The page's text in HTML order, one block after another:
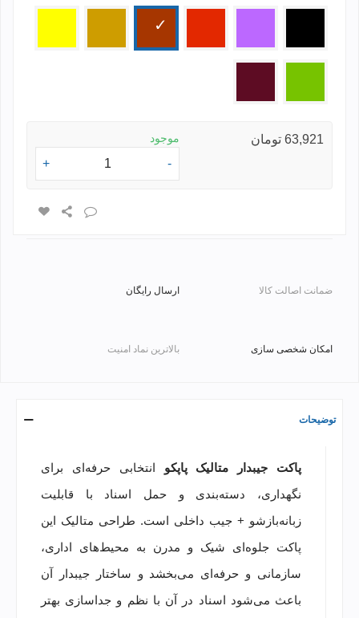
63,921 تومان موجود
-
+
ضمانت اصالت کالا ارسال رایگان
امکان شخصی سازی بالاترین نماد امنیت
توضیحات
پاکت جیبدار متالیک پاپکو انتخابی حرفه‌ای برای
نگهداری، دسته‌بندی و حمل اسناد با قابلیت
زبانه‌بازشو + جیب داخلی است. طراحی متالیک این
پاکت جلوه‌ای شیک و مدرن به محیط‌های اداری،
سازمانی و حرفه‌ای می‌بخشد و ساختار جیبدار آن
باعث می‌شود اسناد در آن با نظم و جداسازی بهتر